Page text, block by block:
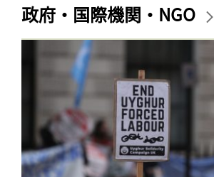
政府・国際機関・NGO